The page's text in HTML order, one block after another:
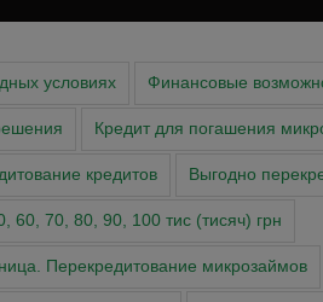
условиях Финансовые
Кредит для погашения
кредитов Выгодно
60, 70, 80, 90, 100 тис (тисяч) грн
Перекредитование микрозаймов